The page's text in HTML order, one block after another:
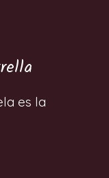
es la